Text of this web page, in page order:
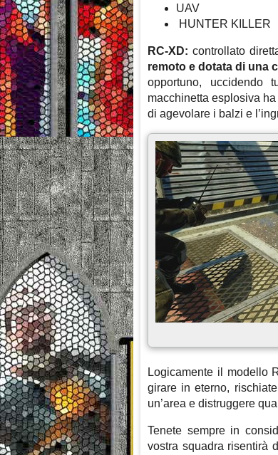
UAV
HUNTER KILLER
RC-XD: controllato
remoto e dotata di una
opportuno, uccidendo
macchinetta esplosiva
di agevolare i balzi e
Logicamente il modello
girare in eterno,
un’area e distruggere
Tenete sempre in
vostra squadra risentirà